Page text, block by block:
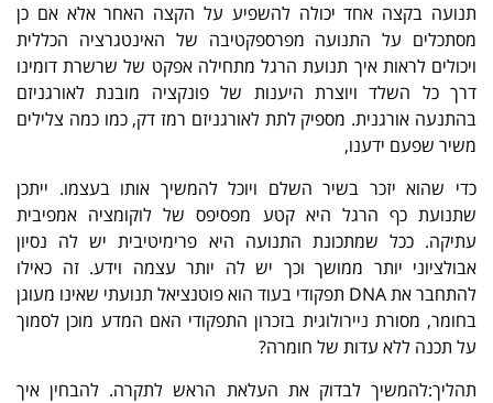
תנועה בקצה אחד יכולה להשפיע על הקצה האחר אלא אם כן
מסתכלים על התנועה מפרספקטיבה של האינטגרציה הכללית
ויכולים לראות איך תנועת הרגל מתחילה אפקט של שרשרת דומינו
דרך כל השלד ויוצרת היענות של פונקציה מובנת לאורגניזם
בהתנעה אורגנית. מספיק לתת לאורגניזם רמז דק, כמו כמה צלילים
משיר שפעם ידענו,
כדי שהוא יזכר בשיר השלם ויוכל להמשיך אותו בעצמו. ייתכן
שתנועת כף הרגל היא קטע מפסיפס של לוקומציה אמפיבית
עתיקה. ככל שמתכונת התנועה היא פרימיטיבית יש לה נסיון
אבולציוני יותר ממושך וכך יש לה יותר עצמה וידע. זה כאילו
להתחבר את DNA תפקודי בעוד הוא פוטנציאל תנועתי שאינו מעוגן
בחומר, מסורת ניירולוגית בזכרון התפקודי האם המדע מוכן לסמוך
על תכנה ללא עדות של חומרה?
תהליך:להמשיך לבדוק את העלאת הראש לתקרה. להבחין איך